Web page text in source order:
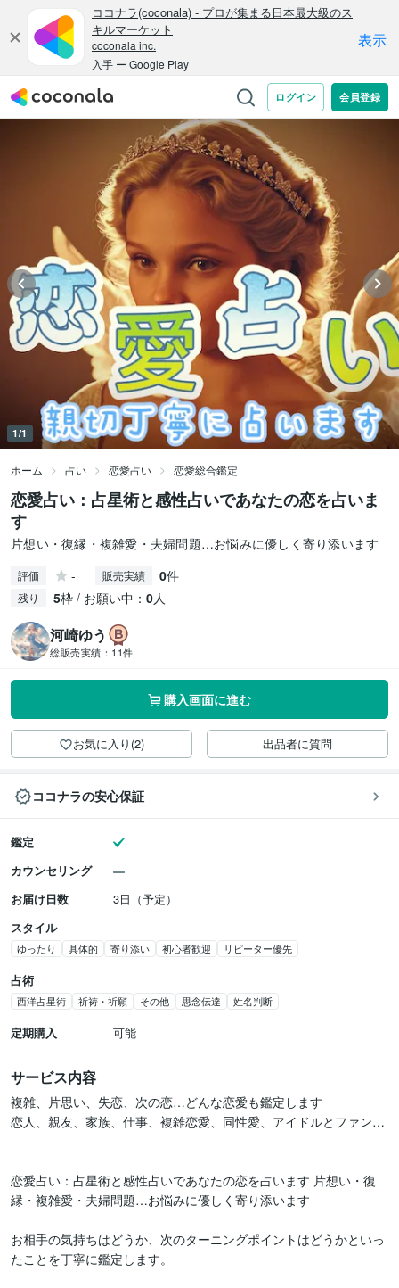
1/1
ホーム 占い 恋愛占い 恋愛総合鑑定
恋愛占い：占星術と感性占いであなたの恋を占いま
す
片想い・復縁・複雑愛・夫婦問題…お悩みに優しく寄り添います
評価 - 販売実績 0件
残り 5枠 / お願い中： 0人
河崎ゆう
総販売実績： 11件
購入画面に進む
お気に入り(2) 出品者に質問
ココナラの安心保証
鑑定
カウンセリング
お届け日数
3日（予定）
スタイル
ゆったり 具体的 寄り添い 初心者歓迎 リピーター優先
占術
西洋占星術 祈祷・祈願 その他 思念伝達 姓名判断
定期購入 可能
サービス内容
複雑、片思い、失恋、次の恋…どんな恋愛も鑑定します
恋人、親友、家族、仕事、複雑恋愛、同性愛、アイドルとファン…
恋愛占い：占星術と感性占いであなたの恋を占います 片想い・復
縁・複雑愛・夫婦問題…お悩みに優しく寄り添います
お相手の気持ちはどうか、次のターニングポイントはどうかといっ
たことを丁寧に鑑定します。